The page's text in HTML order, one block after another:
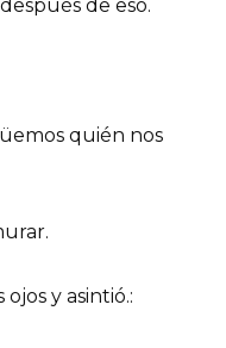
de eso.
quién nos
y asintió.: